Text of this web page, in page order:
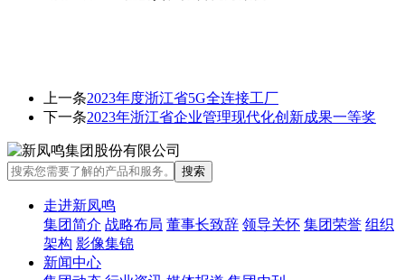
上一条2023年度浙江省5G全连接工厂
下一条2023年浙江省企业管理现代化创新成果一等奖
走进新凤鸣
集团简介 战略布局 董事长致辞 领导关怀 集团荣誉 组织
架构 影像集锦
新闻中心